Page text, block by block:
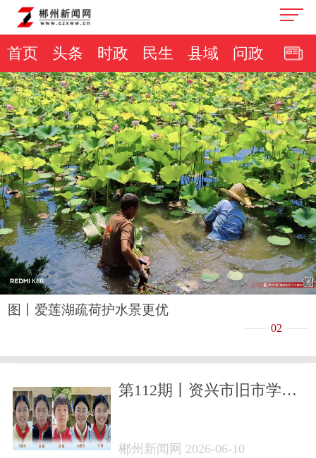
首页 头条 时政 民生 县域 问政
图丨爱莲湖疏荷护水景更优
02
第112期丨资兴市旧市学校
郴州新闻网 2026-06-10